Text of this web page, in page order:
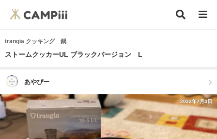
trangia クッキング 鍋
ストームクッカーUL ブラックバージョン L
あやぴー
2022年7月4日